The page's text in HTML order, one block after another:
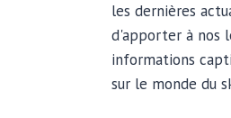
les dernières
d'apporter à nos
informations
sur le monde du